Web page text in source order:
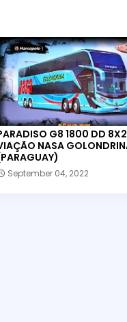
G8 1800 DD
NASA
September 04, 2022